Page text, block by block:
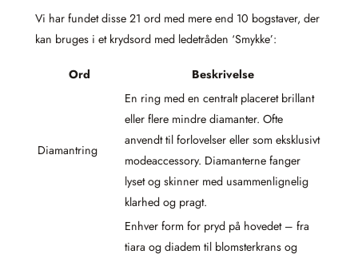
Vi har fundet disse 21 ord med mere end 10 bogstaver, der
kan bruges i et krydsord med ledetråden ‘Smykke’:
Ord Beskrivelse
Diamantring
En ring med en centralt placeret brillant
eller flere mindre diamanter. Ofte
anvendt til forlovelser eller som eksklusivt
modeaccessory. Diamanterne fanger
lyset og skinner med usammenlignelig
klarhed og pragt.
Enhver form for pryd på hovedet – fra
tiara og diadem til blomsterkrans og